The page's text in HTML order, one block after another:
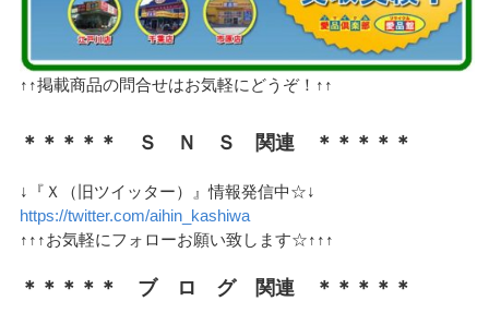
↑↑掲載商品の問合せはお気軽にどうぞ！↑↑
＊＊＊＊＊ Ｓ Ｎ Ｓ 関連 ＊＊＊＊＊
↓『Ｘ（旧ツイッター）』情報発信中☆↓
https://twitter.com/aihin_kashiwa
↑↑↑お気軽にフォローお願い致します☆↑↑↑
＊＊＊＊＊ ブ ロ グ 関連 ＊＊＊＊＊